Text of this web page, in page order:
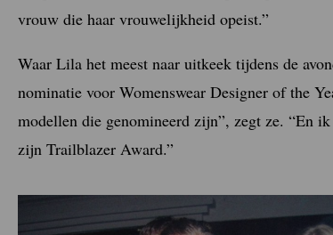
vrouw die haar vrouwelijkheid opeist.”
Waar Lila het meest naar uitkeek tijdens de
nominatie voor Womenswear Designer of the
modellen die genomineerd zijn”, zegt ze. “En
zijn Trailblazer Award.”